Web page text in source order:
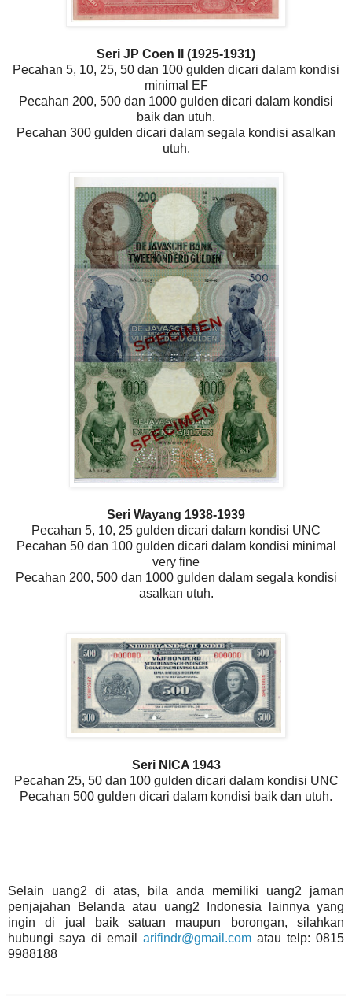
Seri JP Coen II (1925-1931)
Pecahan 5, 10, 25, 50 dan 100 gulden dicari dalam kondisi
minimal EF
Pecahan 200, 500 dan 1000 gulden dicari dalam kondisi
baik dan utuh.
Pecahan 300 gulden dicari dalam segala kondisi asalkan
utuh.
Seri Wayang 1938-1939
Pecahan 5, 10, 25 gulden dicari dalam kondisi UNC
Pecahan 50 dan 100 gulden dicari dalam kondisi minimal
very fine
Pecahan 200, 500 dan 1000 gulden dalam segala kondisi
asalkan utuh.
Seri NICA 1943
Pecahan 25, 50 dan 100 gulden dicari dalam kondisi UNC
Pecahan 500 gulden dicari dalam kondisi baik dan utuh.
Selain uang2 di atas, bila anda memiliki uang2 jaman
penjajahan Belanda atau uang2 Indonesia lainnya yang
ingin di jual baik satuan maupun borongan, silahkan
hubungi saya di email arifindr@gmail.com atau telp: 0815
9988188